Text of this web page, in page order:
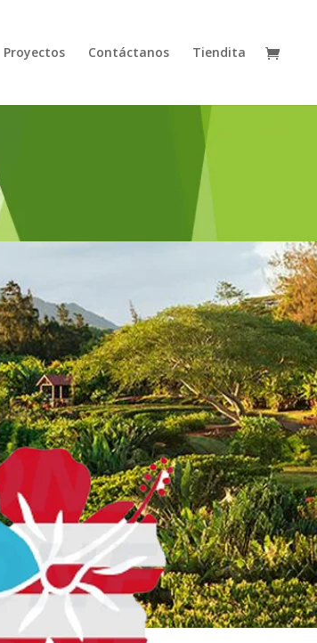
Proyectos Contáctanos Tiendita